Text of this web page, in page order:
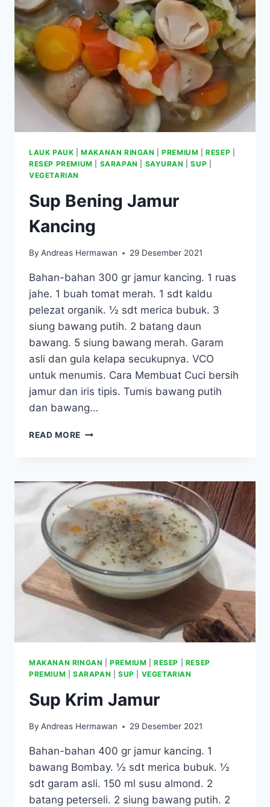
LAUK PAUK |MAKANAN RINGAN |PREMIUM |RESEP
RESEP PREMIUM
SARAPAN SAYURAN |SUP
VEGETARIAN
Sup Bening Jamur
Kancing
By Andreas Hermawan 29 Desember 2021
Bahan-bahan 300 gr jamur kancing. 1 ruas
jahe. 1 buah tomat merah. 1 sdt kaldu
pelezat organik. ½ sdt merica bubuk. 3
siung bawang putih. 2 batang daun
bawang. 5 siung bawang merah. Garam
asli dan gula kelapa secukupnya. VCO
untuk menumis. Cara Membuat Cuci bersih
jamur dan iris tipis. Tumis bawang putih
dan bawang…
READ MORE SUP
MAKANAN RINGAN |PREMIUM |RESEP
RESEP
PREMIUM
SARAPAN SUP VEGETARIAN
Sup Krim Jamur
By Andreas Hermawan 29 Desember 2021
Bahan-bahan 400 gr jamur kancing. 1
bawang Bombay. ½ sdt merica bubuk. ½
sdt garam asli. 150 ml susu almond. 2
batang peterseli. 2 siung bawang putih. 2